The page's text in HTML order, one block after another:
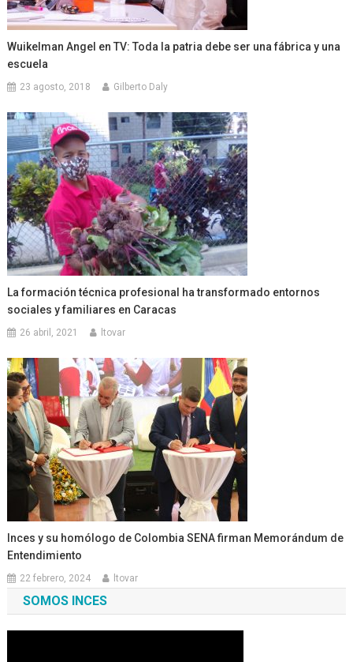
Wuikelman Angel en TV: Toda la patria debe ser una fábrica y una
escuela
23 agosto, 2018 Gilberto Daly
La formación técnica profesional ha transformado entornos
sociales y familiares en Caracas
26 abril, 2021 ltovar
Inces y su homólogo de Colombia SENA firman Memorándum de
Entendimiento
22 febrero, 2024 ltovar
SOMOS INCES